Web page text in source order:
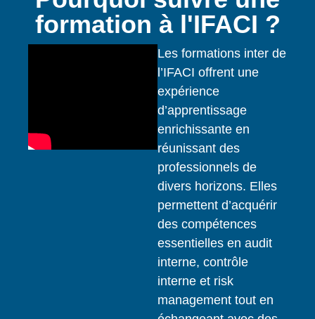
formation à l'IFACI ?
Les formations inter de
l’IFACI offrent une
expérience
d’apprentissage
enrichissante en
réunissant des
professionnels de
divers horizons. Elles
permettent d’acquérir
des compétences
essentielles en audit
interne, contrôle
interne et risk
management tout en